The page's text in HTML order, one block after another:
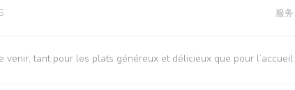
服务
venir, tant pour les plats généreux et délicieux que pour l’accueil.